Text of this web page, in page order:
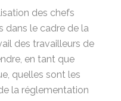
des chefs
dans le cadre de la
des travailleurs de
en tant que
quelles sont les
la réglementation